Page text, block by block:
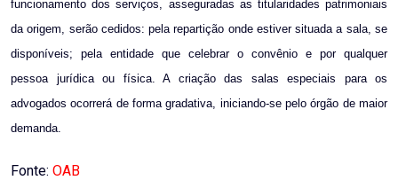
funcionamento dos serviços, asseguradas as titularidades patrimoniais
da origem, serão cedidos: pela repartição onde estiver situada a sala, se
disponíveis; pela entidade que celebrar o convênio e por qualquer
pessoa jurídica ou física. A criação das salas especiais para os
advogados ocorrerá de forma gradativa, iniciando-se pelo órgão de maior
demanda.
Fonte: OAB